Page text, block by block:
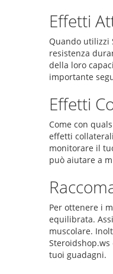
Effetti
Quando utilizzi
resistenza
della loro
importante
Effetti
Come con
effetti
monitorare il
può aiutare a
Per ottenere i
equilibrata.
muscolare.
tuoi guadagni.